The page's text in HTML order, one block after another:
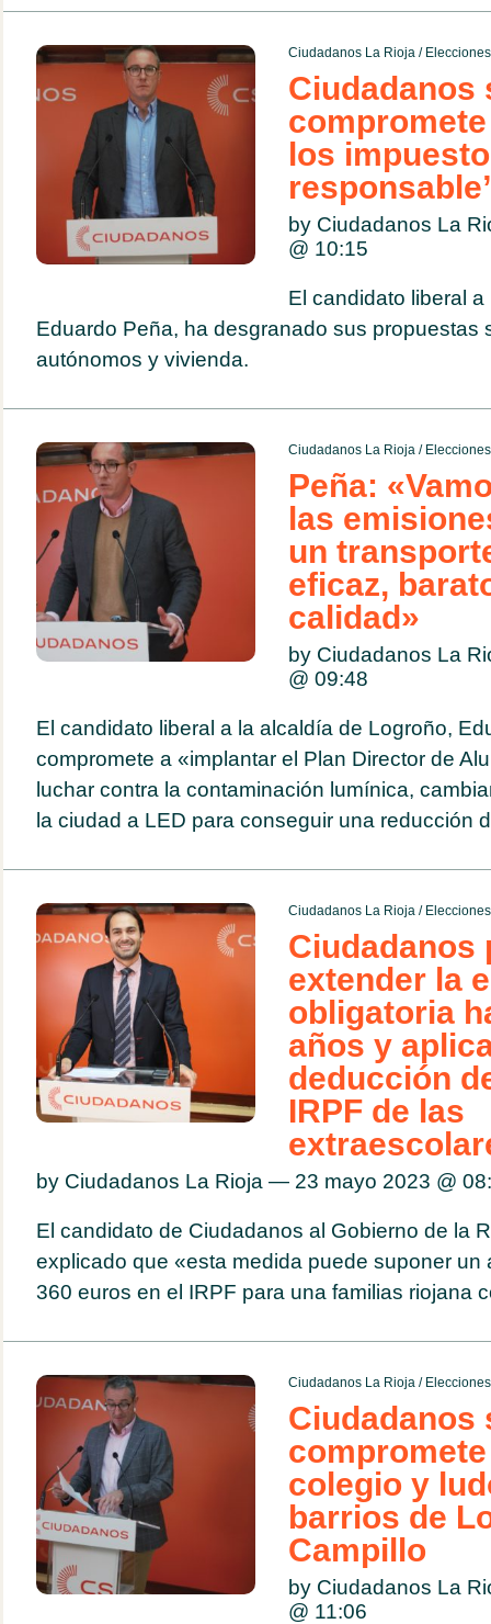
Ciudadanos La Rioja/
Ciudadanos
los
by Ciudadanos La
@ 10:15
El candidato liberal
Eduardo Peña, ha desgranado sus propuestas
autónomos y vivienda.
Ciudadanos La Rioja/
Peña:
las
un
eficaz,
calidad»
by Ciudadanos La
@ 09:48
El candidato liberal a la alcaldía de Logroño,
compromete a «implantar el Plan Director de
luchar contra la contaminación lumínica,
la ciudad a LED para conseguir una reducción
Ciudadanos La Rioja/
Ciudadanos
extender la
obligatoria
años y
deducción
IRPF de las
by Ciudadanos La Rioja — 23 mayo 2023 @
El candidato de Ciudadanos al Gobierno de la
explicado que «esta medida puede suponer un
360 euros en el IRPF para una familias
Ciudadanos La Rioja/
Ciudadanos
colegio y
barrios de
Campillo
by Ciudadanos La
@ 11:06